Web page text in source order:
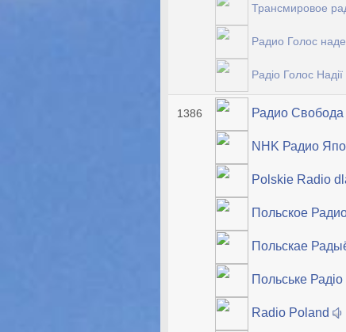
Трансмировое
Радио Голос
Радіо Голос Надії
1386 Радио Свобода
NHK Радио
Polskie Radio
Польское
Польскае
Польське Радіо
Radio Poland